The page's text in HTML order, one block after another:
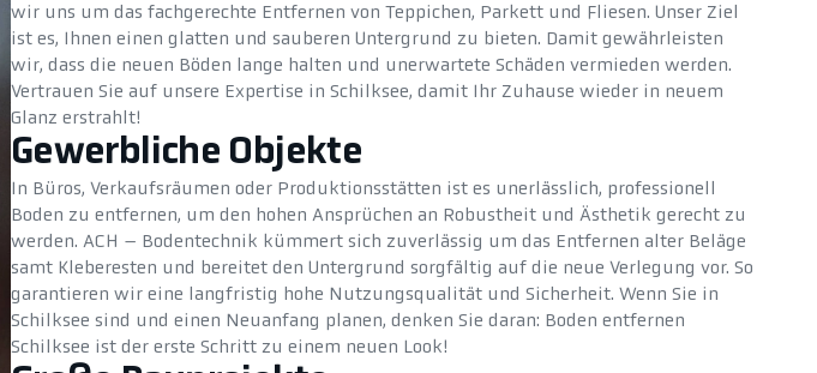
wir uns um das fachgerechte Entfernen von Teppichen, Parkett und Fliesen. Unser Ziel
ist es, Ihnen einen glatten und sauberen Untergrund zu bieten. Damit gewährleisten
wir, dass die neuen Böden lange halten und unerwartete Schäden vermieden werden.
Vertrauen Sie auf unsere Expertise in Schilksee, damit Ihr Zuhause wieder in neuem
Glanz erstrahlt!
Gewerbliche Objekte
In Büros, Verkaufsräumen oder Produktionsstätten ist es unerlässlich, professionell
Boden zu entfernen, um den hohen Ansprüchen an Robustheit und Ästhetik gerecht zu
werden. ACH – Bodentechnik kümmert sich zuverlässig um das Entfernen alter Beläge
samt Kleberesten und bereitet den Untergrund sorgfältig auf die neue Verlegung vor. So
garantieren wir eine langfristig hohe Nutzungsqualität und Sicherheit. Wenn Sie in
Schilksee sind und einen Neuanfang planen, denken Sie daran: Boden entfernen
Schilksee ist der erste Schritt zu einem neuen Look!